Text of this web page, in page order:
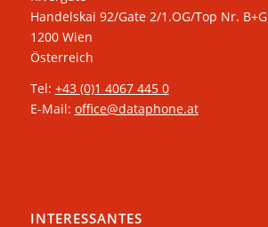
​Handelskai 92/Gate 2/1.OG/Top Nr. B+G
1200 Wien
Österreich
Tel: +43 (0)1 4067 445 0
E-Mail: office@dataphone.at
INTERESSANTES